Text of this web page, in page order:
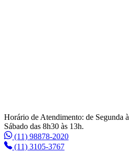
Horário de Atendimento: de Segunda
Sábado das 8h30 às 13h.
(11) 98878-2020
(11) 3105-3767